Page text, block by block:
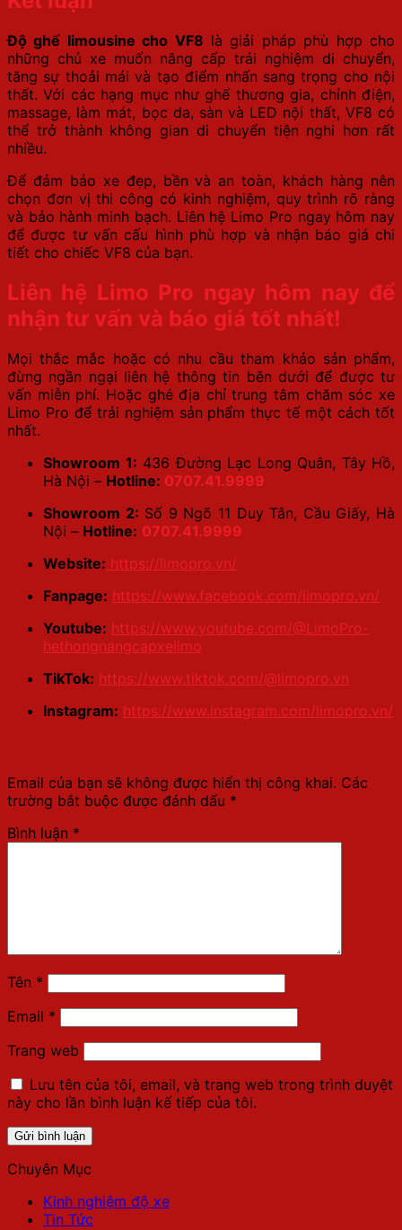
Độ ghế limousine cho VF8 là giải pháp phù hợp cho
những chủ xe muốn nâng cấp trải nghiệm di chuyển,
tăng sự thoải mái và tạo điểm nhấn sang trọng cho nội
thất. Với các hạng mục như ghế thương gia, chỉnh điện,
massage, làm mát, bọc da, sàn và LED nội thất, VF8 có
thể trở thành không gian di chuyển tiện nghi hơn rất
nhiều.
Để đảm bảo xe đẹp, bền và an toàn, khách hàng nên
chọn đơn vị thi công có kinh nghiệm, quy trình rõ ràng
và bảo hành minh bạch. Liên hệ Limo Pro ngay hôm nay
để được tư vấn cấu hình phù hợp và nhận báo giá chi
tiết cho chiếc VF8 của bạn.
Liên hệ Limo Pro ngay hôm nay để
nhận tư vấn và báo giá tốt nhất!
Mọi thắc mắc hoặc có nhu cầu tham khảo sản phẩm,
đừng ngần ngại liên hệ thông tin bên dưới để được tư
vấn miễn phí. Hoặc ghé địa chỉ trung tâm chăm sóc xe
Limo Pro để trải nghiệm sản phẩm thực tế một cách tốt
nhất.
Showroom 1: 436 Đường Lạc Long Quân, Tây Hồ,
Hà Nội – Hotline: 0707.41.9999
Showroom 2: Số 9 Ngõ 11 Duy Tân, Cầu Giấy, Hà
Nội – Hotline: 0707.41.9999
Website: https://limopro.vn/
Fanpage: https://www.facebook.com/limopro.vn/
Youtube: https://www.youtube.com/@LimoPro-
hethongnangcapxelimo
TikTok: https://www.tiktok.com/@limopro.vn
Instagram: https://www.instagram.com/limopro.vn/
Email của bạn sẽ không được hiển thị công khai. Các
trường bắt buộc được đánh dấu *
Bình luận *
Tên *
Email *
Trang web
Lưu tên của tôi, email, và trang web trong trình duyệt
này cho lần bình luận kế tiếp của tôi.
Chuyên Mục
Kinh nghiệm độ xe
Tin Tức